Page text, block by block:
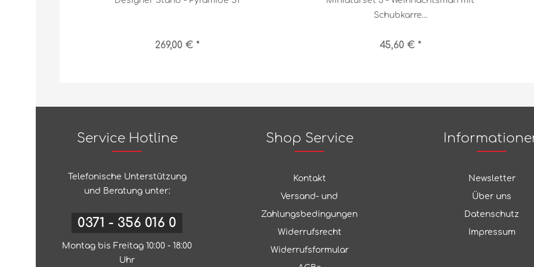
269,00 € *
Schubkarre...
45,60 € *
Service Hotline
Telefonische Unterstützung
und Beratung unter:
0371 - 356 016 0
Montag bis Freitag 10:00 - 18:00
Uhr
Shop Service
Kontakt
Versand- und
Zahlungsbedingungen
Widerrufsrecht
Widerrufsformular
Newsletter
Über uns
Datenschutz
Impressum